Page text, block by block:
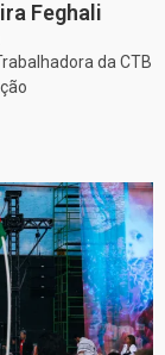
Feghali
da CTB